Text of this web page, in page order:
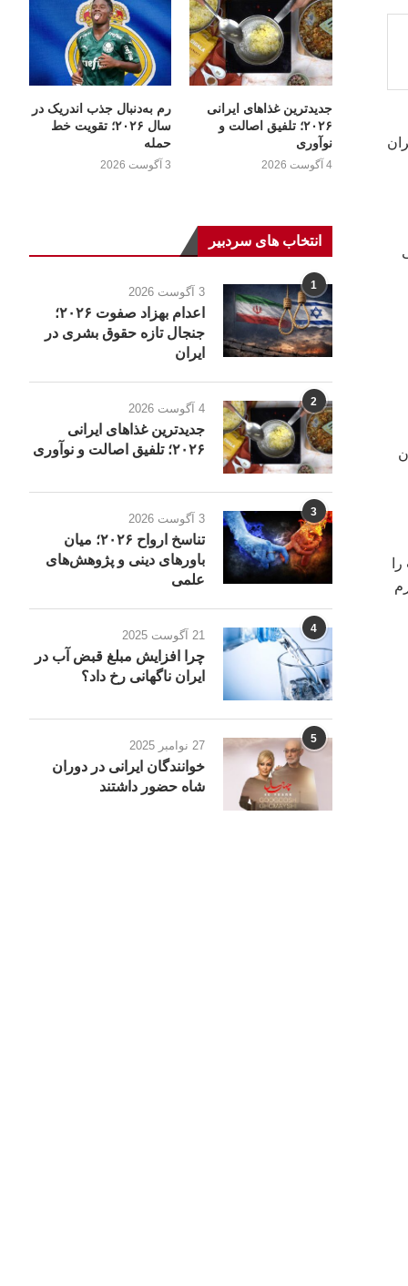
جدیدترین غذاهای ایرانی
۲۰۲۶؛ تلفیق اصالت و
نوآوری
4 آگوست 2026
رم به‌دنبال جذب اندریک در
سال ۲۰۲۶؛ تقویت خط
حمله
3 آگوست 2026
انتخاب های سردبیر
1 3 آگوست 2026
اعدام بهزاد صفوت ۲۰۲۶؛
جنجال تازه حقوق بشری در
ایران
2 4 آگوست 2026
جدیدترین غذاهای ایرانی
۲۰۲۶؛ تلفیق اصالت و نوآوری
3 3 آگوست 2026
تناسخ ارواح ۲۰۲۶؛ میان
باورهای دینی و پژوهش‌های
علمی
4 21 آگوست 2025
چرا افزایش مبلغ قبض آب در
ایران ناگهانی رخ داد؟
5 27 نوامبر 2025
خوانندگان ایرانی در دوران
شاه حضور داشتند